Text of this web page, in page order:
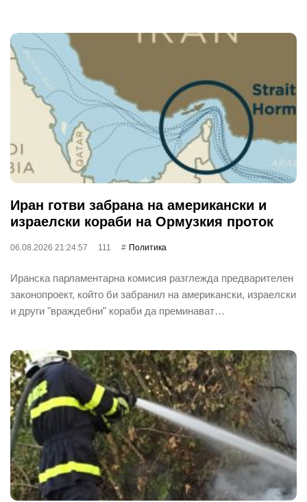
Иран готви забрана на американски и
израелски кораби на Ормузкия проток
06.08.2026 21:24:57 111 Политика
Иранска парламентарна комисия разглежда предварителен
законопроект, който би забранил на американски, израелски
и други "враждебни" кораби да преминават…